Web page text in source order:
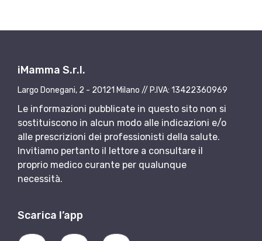
iMamma S.r.l.
Largo Donegani, 2 - 20121 Milano // P.IVA: 13422360969
Le informazioni pubblicate in questo sito non si
sostituiscono in alcun modo alle indicazioni e/o
alle prescrizioni dei professionisti della salute.
Invitiamo pertanto il lettore a consultare il
proprio medico curante per qualunque
necessità.
Scarica l’app